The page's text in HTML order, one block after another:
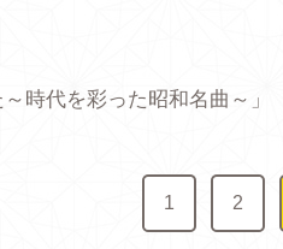
時代を彩った昭和名曲～」
1 2